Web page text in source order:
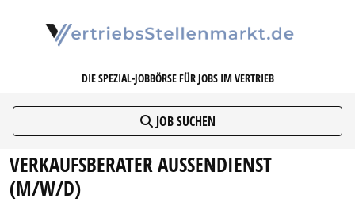
DIE SPEZIAL-JOBBÖRSE FÜR JOBS IM VERTRIEB
JOB SUCHEN
VERKAUFSBERATER AUSSENDIENST (
M/W/D)